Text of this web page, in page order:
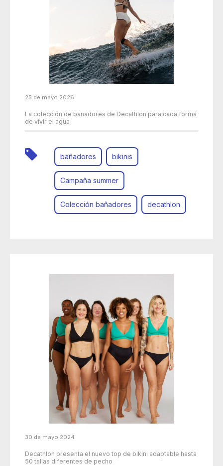
25 de mayo 2026
La colección de bañadores de Decathlon para cada forma
de vivir el agua
bañadores bikinis
Campaña summer
Colección bañadores decathlon
30 de mayo 2024
Decathlon presenta el nuevo top de bikini adaptable hasta
50 tallas diferentes de pecho